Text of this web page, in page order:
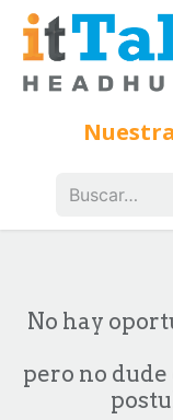
Ir al contenido
No hay
pero no dude